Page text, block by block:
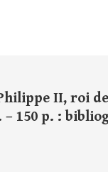
II, roi
– 150 p. :